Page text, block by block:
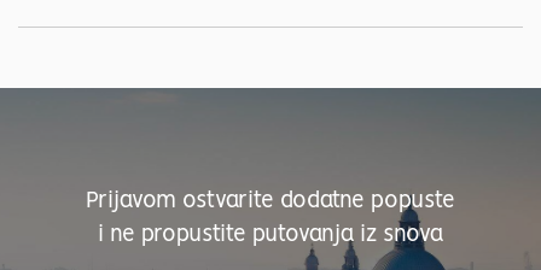
Prijavom ostvarite dodatne popuste
i ne propustite putovanja iz snova